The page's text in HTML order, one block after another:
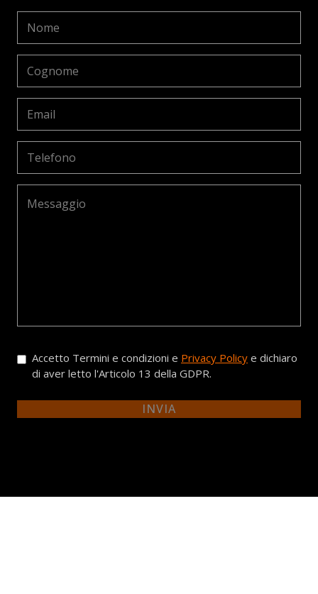
Accetto Termini e condizioni e Privacy Policy e dichiaro
di aver letto l'Articolo 13 della GDPR.